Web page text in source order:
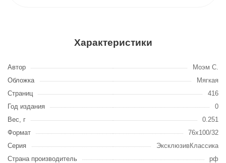
Характеристики
Автор
Моэм С.
Обложка
Мягкая
Страниц
416
Год издания
0
Вес, г
0.251
Формат
76x100/32
Серия
ЭксклюзивКлассика
Страна производитель
рф